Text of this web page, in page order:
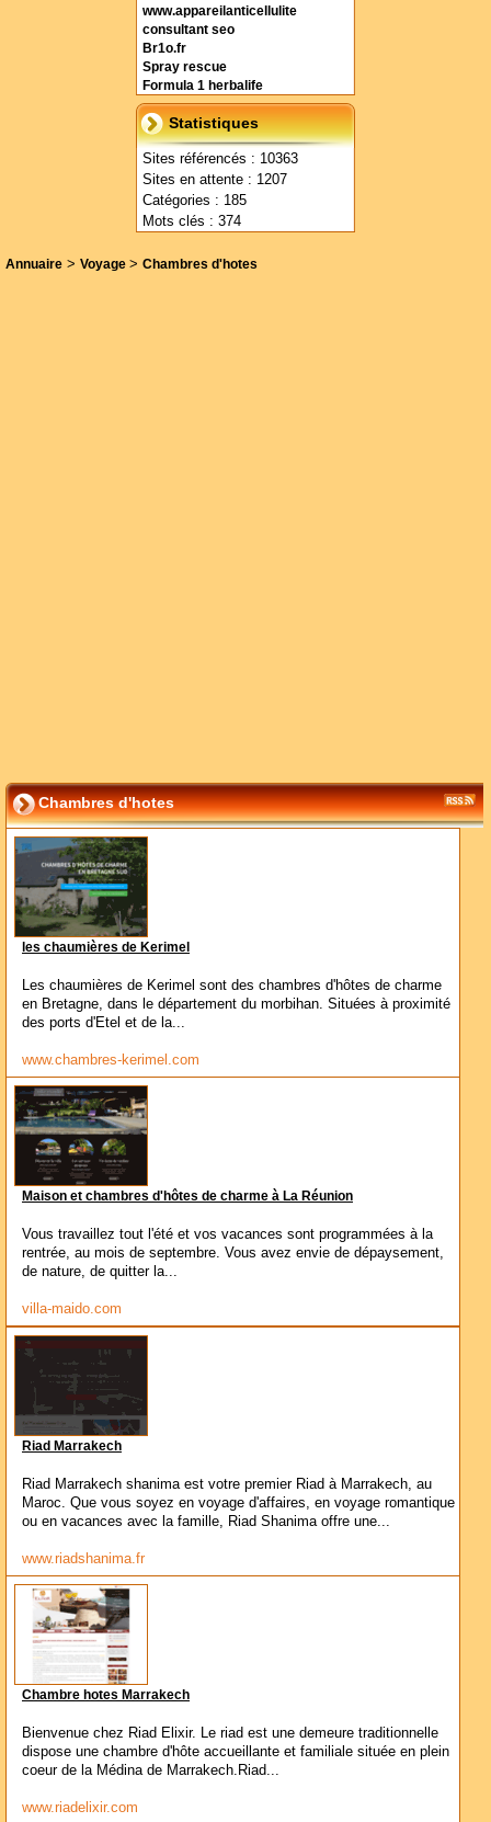
www.appareilanticellulite
consultant seo
Br1o.fr
Spray rescue
Formula 1 herbalife
Statistiques
Sites référencés : 10363
Sites en attente : 1207
Catégories : 185
Mots clés : 374
Annuaire > Voyage > Chambres d'hotes
Chambres d'hotes
les chaumières de Kerimel
Les chaumières de Kerimel sont des chambres d'hôtes de charme
en Bretagne, dans le département du morbihan. Situées à proximité
des ports d'Etel et de la...
www.chambres-kerimel.com
Maison et chambres d'hôtes de charme à La Réunion
Vous travaillez tout l'été et vos vacances sont programmées à la
rentrée, au mois de septembre. Vous avez envie de dépaysement,
de nature, de quitter la...
villa-maido.com
Riad Marrakech
Riad Marrakech shanima est votre premier Riad à Marrakech, au
Maroc. Que vous soyez en voyage d'affaires, en voyage romantique
ou en vacances avec la famille, Riad Shanima offre une...
www.riadshanima.fr
Chambre hotes Marrakech
Bienvenue chez Riad Elixir. Le riad est une demeure traditionnelle
dispose une chambre d'hôte accueillante et familiale située en plein
coeur de la Médina de Marrakech.Riad...
www.riadelixir.com